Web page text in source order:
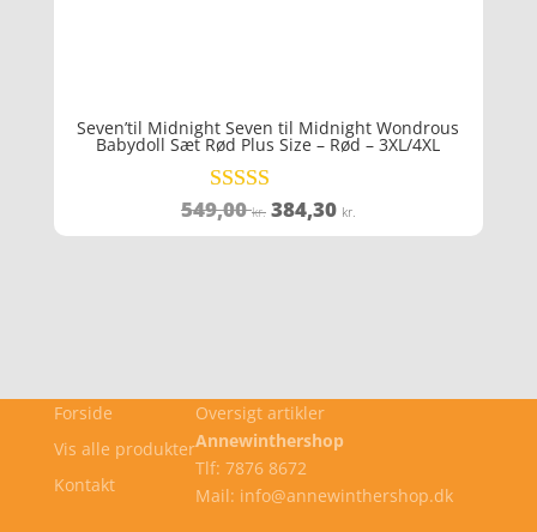
Seven’til Midnight Seven til Midnight Wondrous
Babydoll Sæt Rød Plus Size – Rød – 3XL/4XL
Vurderet
4
549,00kr. Den
oprindelige
384,30 kr.
aktuelle
Forside
Vis alle produkter
Kontakt
Oversigt artikler
Annewinthershop
Tlf: 7876 8672
Mail: info@annewinthershop.dk